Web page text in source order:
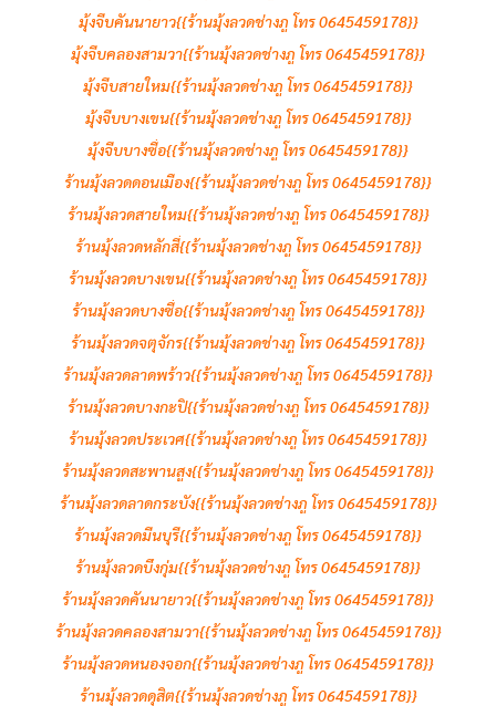
มุ้งจีบคันนายาว{{ร้านมุ้งลวดช่างภู โทร 0645459178}}
มุ้งจีบคลองสามวา{{ร้านมุ้งลวดช่างภู โทร 0645459178}}
มุ้งจีบสายใหม{{ร้านมุ้งลวดช่างภู โทร 0645459178}}
มุ้งจีบบางเขน{{ร้านมุ้งลวดช่างภู โทร 0645459178}}
มุ้งจีบบางซื่อ{{ร้านมุ้งลวดช่างภู โทร 0645459178}}
ร้านมุ้งลวดดอนเมือง{{ร้านมุ้งลวดช่างภู โทร 0645459178}}
ร้านมุ้งลวดสายใหม{{ร้านมุ้งลวดช่างภู โทร 0645459178}}
ร้านมุ้งลวดหลักสี่{{ร้านมุ้งลวดช่างภู โทร 0645459178}}
ร้านมุ้งลวดบางเขน{{ร้านมุ้งลวดช่างภู โทร 0645459178}}
ร้านมุ้งลวดบางซื่อ{{ร้านมุ้งลวดช่างภู โทร 0645459178}}
ร้านมุ้งลวดจตุจักร{{ร้านมุ้งลวดช่างภู โทร 0645459178}}
ร้านมุ้งลวดลาดพร้าว{{ร้านมุ้งลวดช่างภู โทร 0645459178}}
ร้านมุ้งลวดบางกะปิ{{ร้านมุ้งลวดช่างภู โทร 0645459178}}
ร้านมุ้งลวดประเวศ{{ร้านมุ้งลวดช่างภู โทร 0645459178}}
ร้านมุ้งลวดสะพานสูง{{ร้านมุ้งลวดช่างภู โทร 0645459178}}
ร้านมุ้งลวดลาดกระบัง{{ร้านมุ้งลวดช่างภู โทร 0645459178}}
ร้านมุ้งลวดมีนบุรี{{ร้านมุ้งลวดช่างภู โทร 0645459178}}
ร้านมุ้งลวดบึงกุ่ม{{ร้านมุ้งลวดช่างภู โทร 0645459178}}
ร้านมุ้งลวดคันนายาว{{ร้านมุ้งลวดช่างภู โทร 0645459178}}
ร้านมุ้งลวดคลองสามวา{{ร้านมุ้งลวดช่างภู โทร 0645459178}}
ร้านมุ้งลวดหนองจอก{{ร้านมุ้งลวดช่างภู โทร 0645459178}}
ร้านมุ้งลวดดุสิต{{ร้านมุ้งลวดช่างภู โทร 0645459178}}